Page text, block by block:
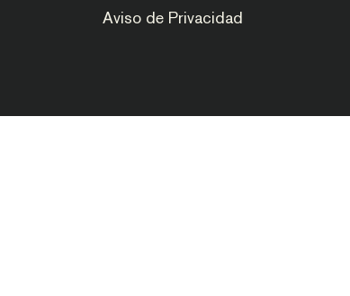
Aviso de Privacidad